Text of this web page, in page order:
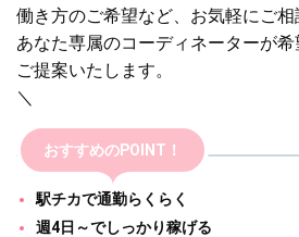
働き方のご希望など、お気軽にご相
あなた専属のコーディネーターが
ご提案いたします。
＼
おすすめのPOINT！
駅チカで通勤らくらく
週4日～でしっかり稼げる